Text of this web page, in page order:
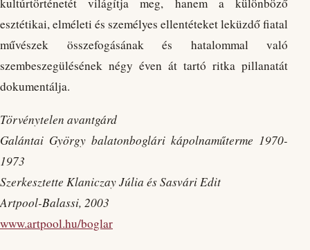
kultúrtörténetét világítja meg, hanem a különböző
esztétikai, elméleti és személyes ellentéteket leküzdő fiatal
művészek összefogásának és hatalommal való
szembeszegülésének négy éven át tartó ritka pillanatát
dokumentálja.
Törvénytelen avantgárd
Galántai György balatonboglári kápolnaműterme 1970-
1973
Szerkesztette Klaniczay Júlia és Sasvári Edit
Artpool-Balassi, 2003
www.artpool.hu/boglar